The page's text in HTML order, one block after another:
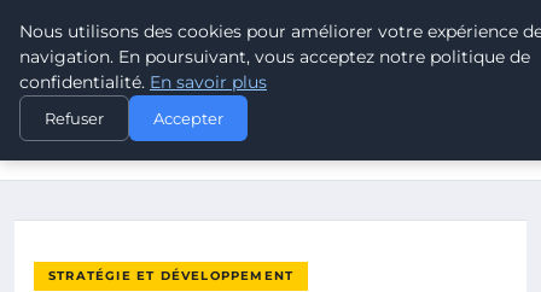
POUVOIR OUVRIER
ACCUEIL
COMMENT SAISIR LES MEILLEURES OPPORTUNITÉS DE
STRATÉGIE ET DÉVELOPPEMENT
Nous utilisons des cookies pour améliorer votre expérience
navigation. En poursuivant, vous acceptez notre politique de
confidentialité. En savoir plus
Refuser Accepter